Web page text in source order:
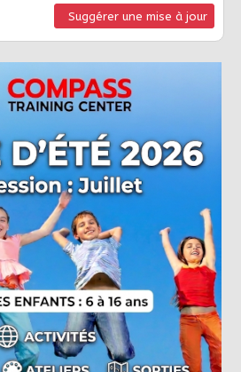
Suggérer une mise à jour